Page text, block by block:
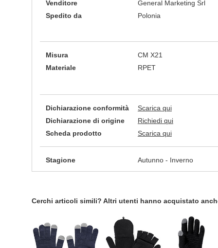
Venditore
General Marketing Srl
Spedito da
Polonia
Misura
CM X21
Materiale
RPET
Dichiarazione conformità
Scarica qui
Dichiarazione di origine
Richiedi qui
Scheda prodotto
Scarica qui
Stagione Autunno - Inverno
Cerchi articoli simili? Altri utenti hanno acquistato